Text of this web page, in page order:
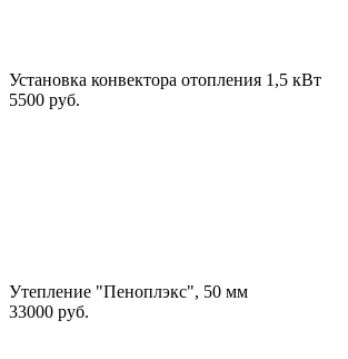
Установка конвектора отопления 1,5 кВт
5500 руб.
Утепление "Пеноплэкс", 50 мм
33000 руб.